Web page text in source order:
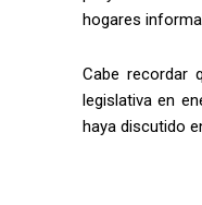
hogares
Cabe recordar
legislativa en
haya discutido